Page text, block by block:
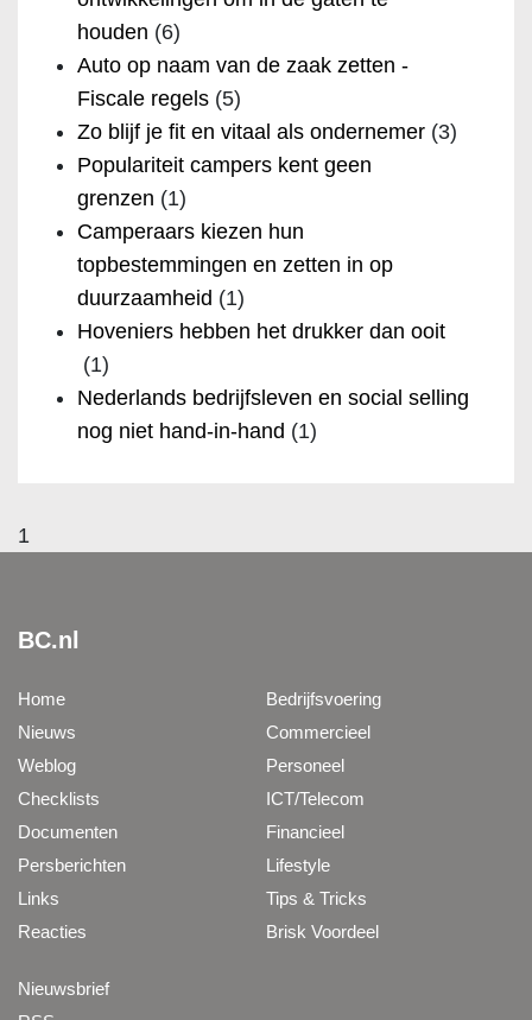
houden (6)
Auto op naam van de zaak zetten -
Fiscale regels (5)
Zo blijf je fit en vitaal als ondernemer (3)
Populariteit campers kent geen
grenzen (1)
Camperaars kiezen hun
topbestemmingen en zetten in op
duurzaamheid (1)
Hoveniers hebben het drukker dan ooit
(1)
Nederlands bedrijfsleven en social selling
nog niet hand-in-hand (1)
1
BC.nl
Home
Nieuws
Weblog
Checklists
Documenten
Persberichten
Links
Reacties
Bedrijfsvoering
Commercieel
Personeel
ICT/Telecom
Financieel
Lifestyle
Tips & Tricks
Brisk Voordeel
Nieuwsbrief